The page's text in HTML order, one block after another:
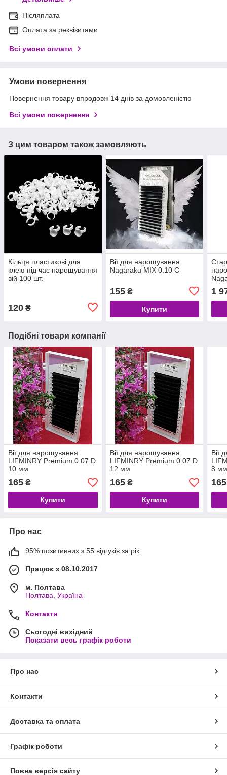
Післяплата
Оплата за реквізитами
Всі умови оплати
Умови повернення
Повернення товару впродовж 14 днів за домовленістю
Всі умови повернення
З цим товаром також замовляють
Кільця пластикові для
клею під час нарощування
вій 100 шт.
120 ₴
Вії для нарощування
Nagaraku MIX 0.10 С
155₴
Купити
1
Подібні товари компанії
Вії для нарощування
LIFMINRY Premium 0.07 D
10 мм
165 ₴
Купити
Вії для нарощування
LIFMINRY Premium 0.07 D
12 мм
165₴
Купити
Вії
8
165
Про нас
95% позитивних з 55 відгуків за рік
Працює з 08.10.2017
м. Полтава
Полтава, Україна
Контакти
Сьогодні вихідний
Показати весь графік роботи
Про нас
Контакти
Доставка та оплата
Графік роботи
Повна версія сайту